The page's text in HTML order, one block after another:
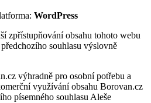
WordPress
zpřístupňování obsahu tohoto webu
souhlasu výslovně
výhradně pro osobní potřebu a
využívání obsahu Borovan.cz
písemného souhlasu Aleše